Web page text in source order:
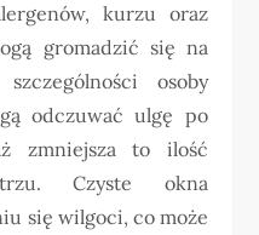
kurzu oraz
gromadzić się na
osoby
odczuwać ulgę po
zmniejsza to ilość
Czyste okna
się wilgoci, co może